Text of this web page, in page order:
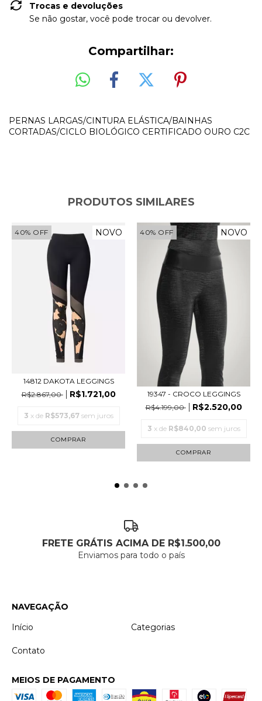
Trocas e devoluções
Se não gostar, você pode trocar ou devolver.
Compartilhar:
PERNAS LARGAS/CINTURA ELÁSTICA/BAINHAS
CORTADAS/CICLO BIOLÓGICO CERTIFICADO OURO C2C
PRODUTOS SIMILARES
40% OFF NOVO
14812 DAKOTA LEGGINGS
R$2.867,00
R$1.721,00
3 x de R$573,67 sem juros
COMPRAR
40% OFF NOVO
19347 - CROCO LEGGINGS
R$4.199,00
R$2.520,00
3 x de R$840,00 sem juros
COMPRAR
FRETE GRÁTIS ACIMA DE R$1.500,00
Enviamos para todo o país
NAVEGAÇÃO
Início
Categorias
Contato
MEIOS DE PAGAMENTO